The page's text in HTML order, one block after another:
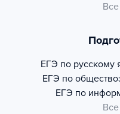
ЕГЭ по русскому
ЕГЭ по
ЕГЭ по